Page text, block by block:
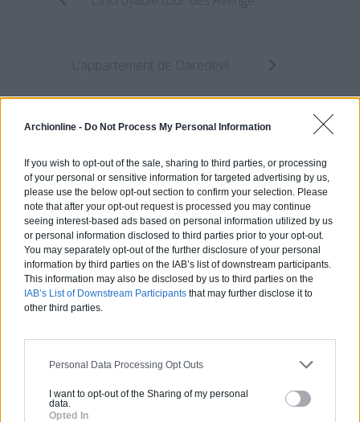
Archionline - Do Not Process My Personal Information
If you wish to opt-out of the sale, sharing to third parties, or processing
of your personal or sensitive information for targeted advertising by us,
please use the below opt-out section to confirm your selection. Please
note that after your opt-out request is processed you may continue
seeing interest-based ads based on personal information utilized by us
or personal information disclosed to third parties prior to your opt-out.
You may separately opt-out of the further disclosure of your personal
information by third parties on the IAB’s list of downstream participants.
This information may also be disclosed by us to third parties on the
IAB’s List of Downstream Participants that may further disclose it to
other third parties.
Personal Data Processing Opt Outs
I want to opt-out of the Sharing of my personal
data.
Opted In
votre projet